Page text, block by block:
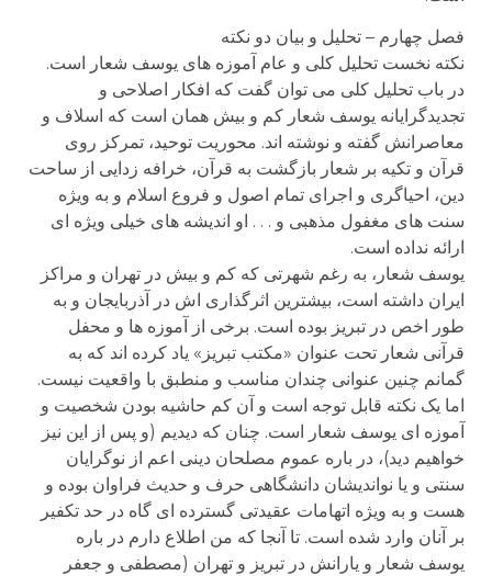
فصل چهارم – تحلیل و بیان دو نکته
نکته نخست تحلیل کلی و عام آموزه های یوسف شعار است.
در باب تحلیل کلی می توان گفت که افکار اصلاحی و
تجدیدگرایانه یوسف شعار کم و بیش همان است که اسلاف و
معاصرانش گفته و نوشته اند. محوریت توحید، تمرکز روی
قرآن و تکیه بر شعار بازگشت به قرآن، خرافه زدایی از ساحت
دین، احیاگری و اجرای تمام اصول و فروع اسلام و به ویژه
سنت های مغفول مذهبی و . . . او اندیشه های خیلی ویژه ای
ارائه نداده است.
یوسف شعار، به رغم شهرتی که کم و بیش در تهران و مراکز
ایران داشته است، بیشترین اثرگذاری اش در آذربایجان و به
طور اخص در تبریز بوده است. برخی از آموزه ها و محفل
قرآنی شعار تحت عنوان «مکتب تبریز» یاد کرده اند که به
گمانم چنین عنوانی چندان مناسب و منطبق با واقعیت نیست.
اما یک نکته قابل توجه است و آن کم حاشیه بودن شخصیت و
آموزه ای یوسف شعار است. چنان که دیدیم (و پس از این نیز
خواهیم دید)، در باره عموم مصلحان دینی اعم از نوگرایان
سنتی و یا نواندیشان دانشگاهی حرف و حدیث فراوان بوده و
هست و به ویژه اتهامات عقیدتی گسترده ای گاه در حد تکفیر
بر آنان وارد شده است. تا آنجا که من اطلاع دارم در باره
یوسف شعار و یارانش در تبریز و تهران (مصطفی و جعفر